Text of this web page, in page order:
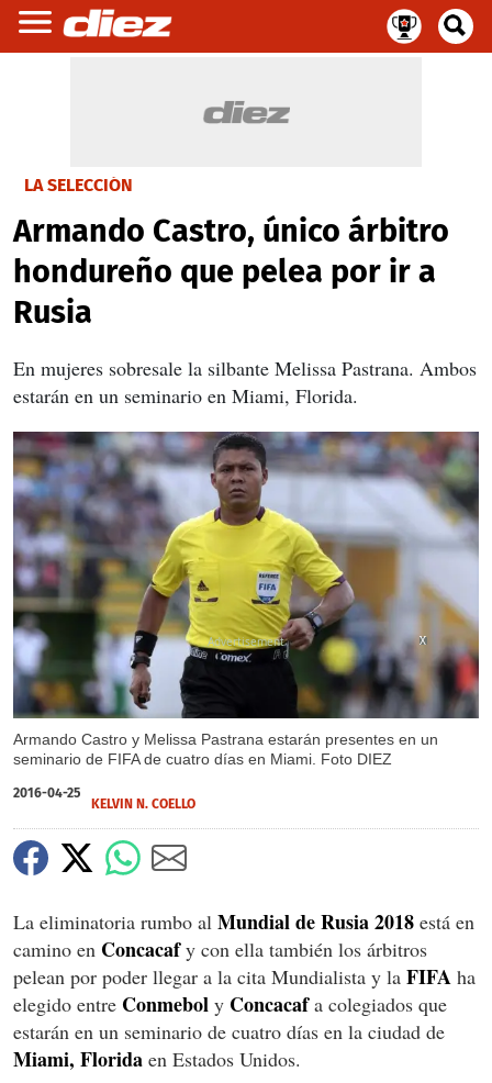
LA SELECCIÓN
Armando Castro, único árbitro
hondureño que pelea por ir a
Rusia
En mujeres sobresale la silbante Melissa Pastrana. Ambos
estarán en un seminario en Miami, Florida.
Armando Castro y Melissa Pastrana estarán presentes en un
seminario de FIFA de cuatro días en Miami. Foto DIEZ
X
X
2016-04-25
KELVIN N. COELLO
La eliminatoria rumbo al Mundial de Rusia 2018 está en
camino en Concacafy con ella también los árbitros
pelean por poder llegar a la cita Mundialista y la FIFA ha
elegido entre Conmebol y Concacafa colegiados que
estarán en un seminario de cuatro días en la ciudad de
Miami, Florida en Estados Unidos.